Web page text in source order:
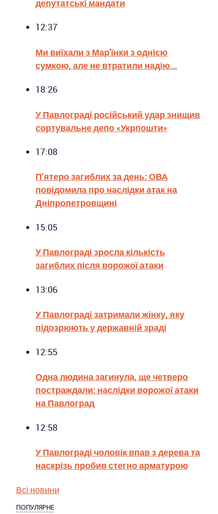
депутатські мандати
12:37
Ми виїхали з Мар'їнки з однією
сумкою, але не втратили надію...
18:26
У Павлограді російський удар знищив
сортувальне депо «Укрпошти»
17:08
П’ятеро загиблих за день: ОВА
повідомила про наслідки атак на
Дніпропетровщині
15:05
У Павлограді зросла кількість
загиблих після ворожої атаки
13:06
У Павлограді затримали жінку, яку
підозрюють у державній зраді
12:55
Одна людина загинула, ще четверо
постраждали: наслідки ворожої атаки
на Павлоград
12:58
У Павлограді чоловік впав з дерева та
наскрізь пробив стегно арматурою
Всі новини
ПОПУЛЯРНЕ